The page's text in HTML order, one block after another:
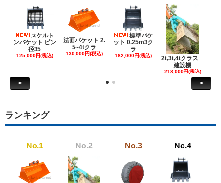
スケルト
ンバケット ピン
径35
125,000円(税込)
法面バケット 2.
5~4tクラ
130,000円(税込)
標準バケ
ット 0.25m3ク
ラ
182,000円(税込)
2t,3t,4tクラス
建設機
218,000円(税込)
< >
ランキング
No.1 No.2 No.3 No.4